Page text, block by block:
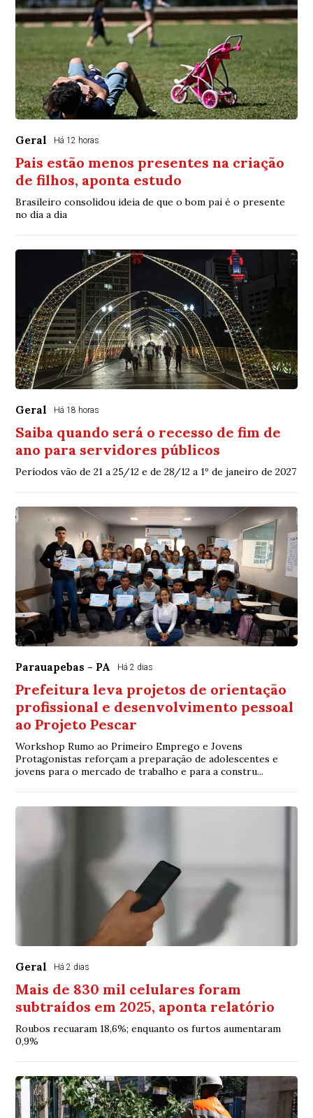
Geral Há 12 horas
Pais estão menos presentes na criação
de filhos, aponta estudo
Brasileiro consolidou ideia de que o bom pai é o presente
no dia a dia
Geral Há 18 horas
Saiba quando será o recesso de fim de
ano para servidores públicos
Períodos vão de 21 a 25/12 e de 28/12 a 1º de janeiro de 2027
Parauapebas - PA Há 2 dias
Prefeitura leva projetos de orientação
profissional e desenvolvimento pessoal
ao Projeto Pescar
Workshop Rumo ao Primeiro Emprego e Jovens
Protagonistas reforçam a preparação de adolescentes e
jovens para o mercado de trabalho e para a constru...
Geral Há 2 dias
Mais de 830 mil celulares foram
subtraídos em 2025, aponta relatório
Roubos recuaram 18,6%; enquanto os furtos aumentaram
0,9%